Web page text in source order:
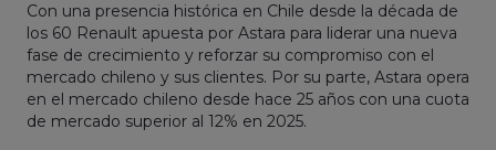
Con una presencia histórica en Chile desde la década de
los 60 Renault apuesta por Astara para liderar una nueva
fase de crecimiento y reforzar su compromiso con el
mercado chileno y sus clientes. Por su parte, Astara opera
en el mercado chileno desde hace 25 años con una cuota
de mercado superior al 12% en 2025.